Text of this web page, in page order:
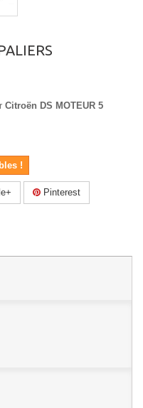
Citroën DS MOTEUR 5
!
Pinterest